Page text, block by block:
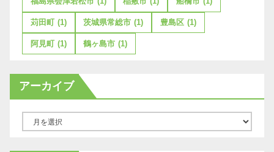
苅田町 (1) 茨城県常総市 (1) 豊島区 (1)
阿見町 (1) 鶴ヶ島市 (1)
アーカイブ